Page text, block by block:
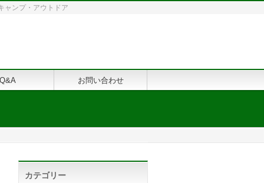
ャンプ・アウトドア
Q&A お問い合わせ
カテゴリー